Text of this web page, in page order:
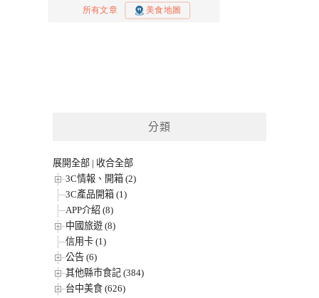
分類
展開全部 | 收合全部
3C情報、開箱 (2)
3C產品開箱 (1)
APP介紹 (8)
中國旅遊 (8)
信用卡 (1)
公告 (6)
其他縣市食記 (384)
台中美食 (626)